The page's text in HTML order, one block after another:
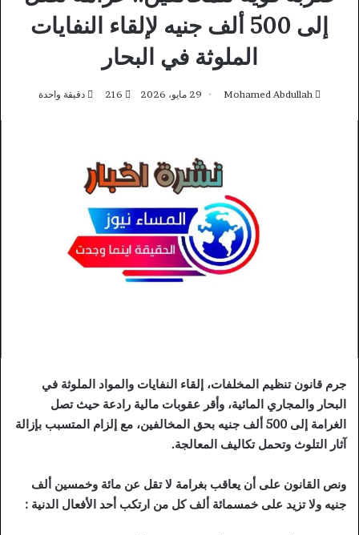
إلى 500 ألف جنيه لإلقاء النفايات
الملوثة في البحار
Mohamed Abdullah 29 مايو، 2026 216 دقيقة واحدة
جرم قانون تنظيم المخلفات، إلقاء النفايات والمواد الملوثة في
البحار والمجاري المائية، وأقر عقوبات مالية رادعة حيث تصل
الغرامة إلى 500 ألف جنيه بحق المخالفين، مع إلزام المتسبب بإزالة
آثار التلوث وتحمل تكاليف المعالجة.
ونص القانون على أن يعاقب بغرامة لا تقل عن مائة وخمسين ألف
جنيه ولا تزيد على خمسمائة ألف كل من ارتكب أحد الأفعال الدنية :